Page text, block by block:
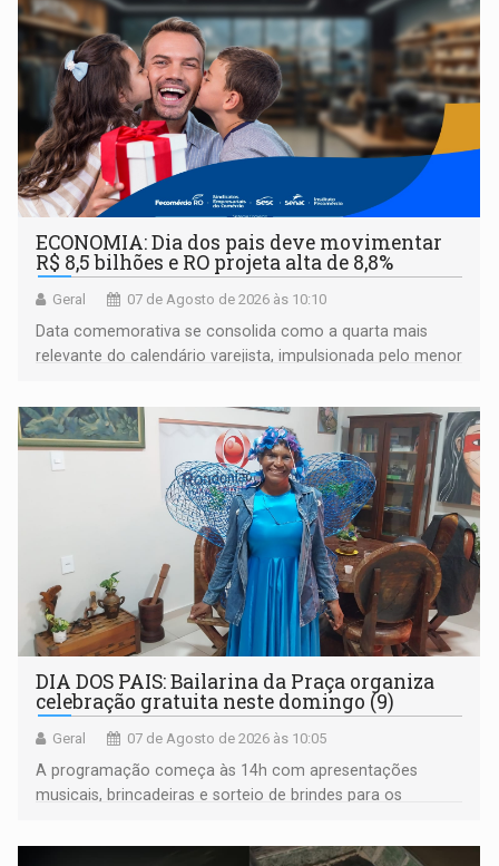
ECONOMIA: Dia dos pais deve movimentar
R$ 8,5 bilhões e RO projeta alta de 8,8%
Geral 07 de Agosto de 2026 às 10:10
Data comemorativa se consolida como a quarta mais
relevante do calendário varejista, impulsionada pelo menor
média do trabalhador
DIA DOS PAIS: Bailarina da Praça organiza
celebração gratuita neste domingo (9)
Geral 07 de Agosto de 2026 às 10:05
A programação começa às 14h com apresentações
musicais, brincadeiras e sorteio de brindes para os
bolo e canto de parabéns dedicado aos pais